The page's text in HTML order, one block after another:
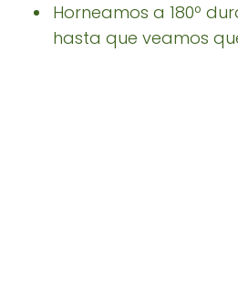
Horneamos a 180º
hasta que veamos